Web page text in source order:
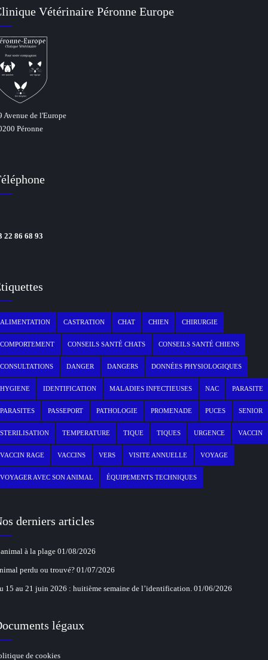
Vétérinaire Péronne Europe
Avenue de l'Europe
Péronne
22 86 68 93
ALIMENTATION CASTRATION CHAT CHIEN CHIRURGIE
COMPORTEMENT CONSEILS SANTÉ CHATS CONSEILS SANTÉ CHIENS
CONSULTATIONS DANGER DANGERS DONNÉES PHYSIOLOGIQUES
HYGIENE IDENTIFICATION MALADIES INFECTIEUSES NAC PARASITE
PARASITES PASSEPORT PATHOLOGIE PROMENADE PUCES SENIOR
STERILISATION TEMPERATURE TIQUE TIQUES URGENCE VACCIN
VACCIN RAGE VACCINS VERS VISITE ANNUELLE VOYAGE
VOYAGER AVEC SON ANIMAL ÉQUIPEMENTS TECHNIQUES
derniers articles
à la plage 01/08/2026
perdu ou trouvé? 01/07/2026
15 au 21 juin 2026 : huitième semaine de l’identification. 01/06/2026
légaux
de cookies